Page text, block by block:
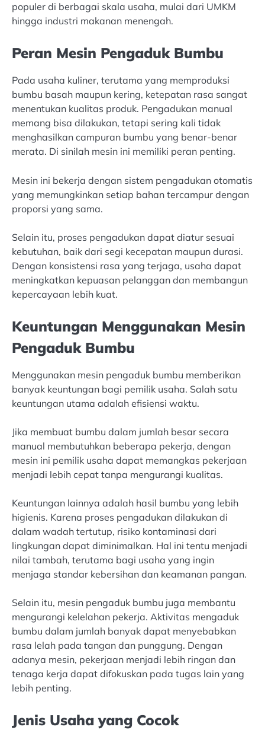
populer di berbagai skala usaha, mulai dari UMKM
hingga industri makanan menengah.
Peran Mesin Pengaduk Bumbu
Pada usaha kuliner, terutama yang memproduksi
bumbu basah maupun kering, ketepatan rasa sangat
menentukan kualitas produk. Pengadukan manual
memang bisa dilakukan, tetapi sering kali tidak
menghasilkan campuran bumbu yang benar-benar
merata. Di sinilah mesin ini memiliki peran penting.
Mesin ini bekerja dengan sistem pengadukan otomatis
yang memungkinkan setiap bahan tercampur dengan
proporsi yang sama.
Selain itu, proses pengadukan dapat diatur sesuai
kebutuhan, baik dari segi kecepatan maupun durasi.
Dengan konsistensi rasa yang terjaga, usaha dapat
meningkatkan kepuasan pelanggan dan membangun
kepercayaan lebih kuat.
Keuntungan Menggunakan Mesin
Pengaduk Bumbu
Menggunakan mesin pengaduk bumbu memberikan
banyak keuntungan bagi pemilik usaha. Salah satu
keuntungan utama adalah efisiensi waktu.
Jika membuat bumbu dalam jumlah besar secara
manual membutuhkan beberapa pekerja, dengan
mesin ini pemilik usaha dapat memangkas pekerjaan
menjadi lebih cepat tanpa mengurangi kualitas.
Keuntungan lainnya adalah hasil bumbu yang lebih
higienis. Karena proses pengadukan dilakukan di
dalam wadah tertutup, risiko kontaminasi dari
lingkungan dapat diminimalkan. Hal ini tentu menjadi
nilai tambah, terutama bagi usaha yang ingin
menjaga standar kebersihan dan keamanan pangan.
Selain itu, mesin pengaduk bumbu juga membantu
mengurangi kelelahan pekerja. Aktivitas mengaduk
bumbu dalam jumlah banyak dapat menyebabkan
rasa lelah pada tangan dan punggung. Dengan
adanya mesin, pekerjaan menjadi lebih ringan dan
tenaga kerja dapat difokuskan pada tugas lain yang
lebih penting.
Jenis Usaha yang Cocok